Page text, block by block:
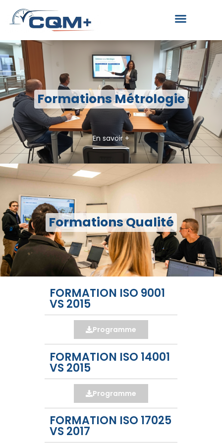
Formations Métrologie
En savoir +
Formations Qualité
FORMATION ISO 9001
VS 2015
Programme
FORMATION ISO 14001
VS 2015
Programme
FORMATION ISO 17025
VS 2017